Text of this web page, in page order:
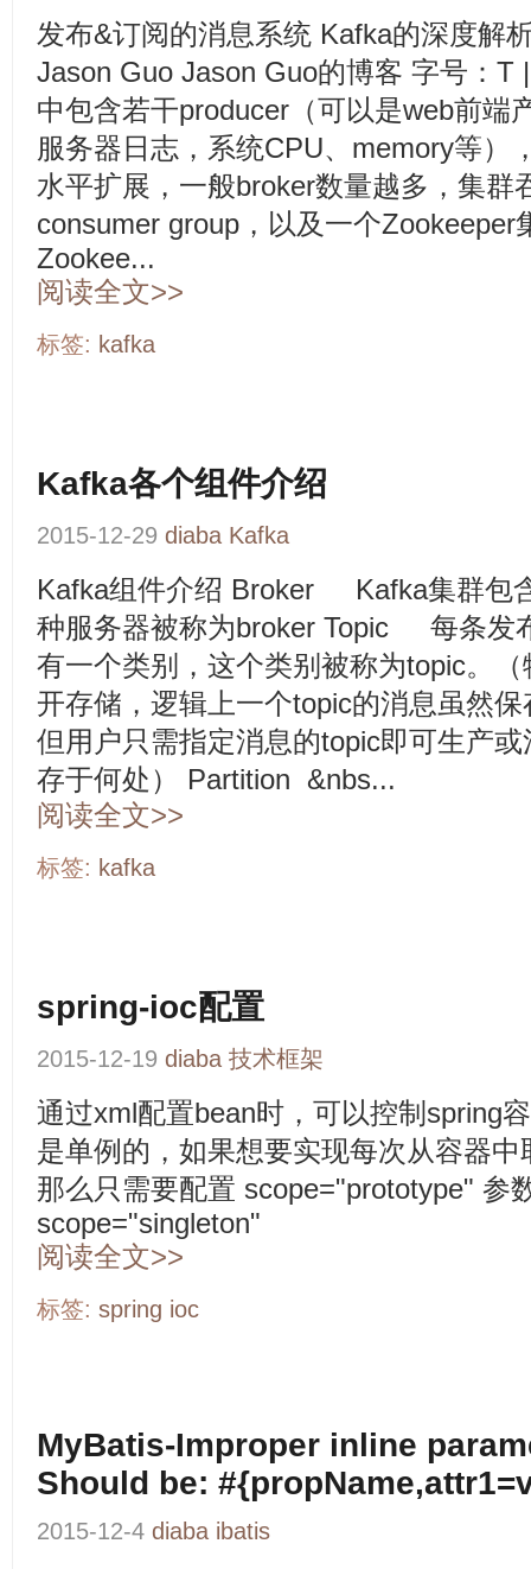
发布&订阅的消息系统 Kafka的深度解
Jason Guo Jason Guo的博客 字号：T
中包含若干producer（可以是web前端
服务器日志，系统CPU、memory等）
水平扩展，一般broker数量越多，集群
consumer group，以及一个Zookeeper
Zookee...
阅读全文>>
标签: kafka
Kafka各个组件介绍
2015-12-29 diaba Kafka
Kafka组件介绍 Broker Kafka集群包
种服务器被称为broker Topic 每条发
有一个类别，这个类别被称为topic。
开存储，逻辑上一个topic的消息虽然
但用户只需指定消息的topic即可生产
存于何处） Partition &nbs...
阅读全文>>
标签: kafka
spring-ioc配置
2015-12-19 diaba 技术框架
通过xml配置bean时，可以控制spring
是单例的，如果想要实现每次从容器
那么只需要配置 scope="prototype" 参
scope="singleton"
阅读全文>>
标签: spring ioc
MyBatis-Improper inline
Should be:
2015-12-4 diaba ibatis